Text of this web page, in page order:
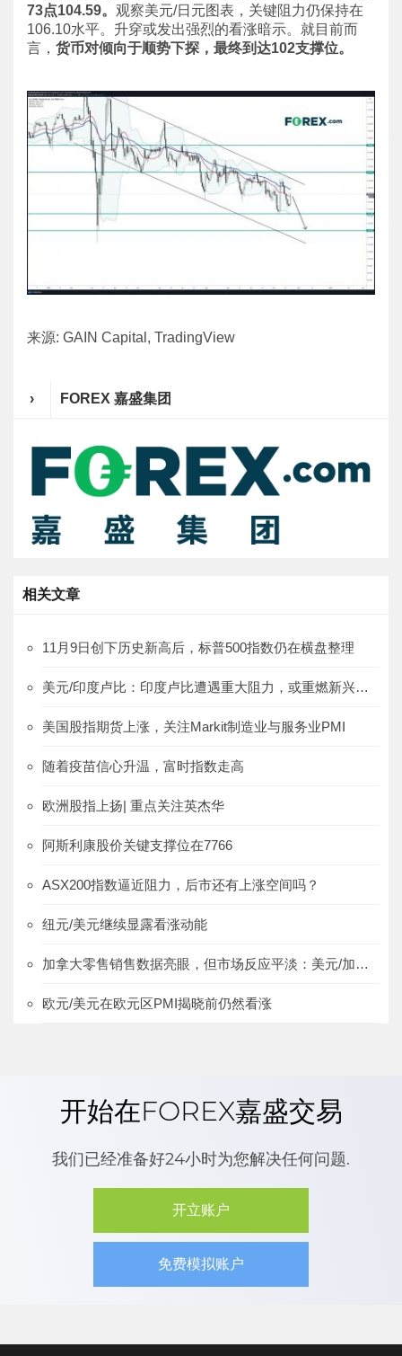
73点104.59。 观察美元/日元图表，关键阻力仍保持在
106.10水平。升穿或发出强烈的看涨暗示。就目前而
言， 货币对倾向于顺势下探，最终到达102支撑位。
来源: GAIN Capital, TradingView
› FOREX 嘉盛集团
相关文章
11月9日创下历史新高后，标普500指数仍在横盘整理
美元/印度卢比：印度卢比遭遇重大阻力，或重燃新兴市场货币忧虑
美国股指期货上涨，关注Markit制造业与服务业PMI
随着疫苗信心升温，富时指数走高
欧洲股指上扬| 重点关注英杰华
阿斯利康股价关键支撑位在7766
ASX200指数逼近阻力，后市还有上涨空间吗？
纽元/美元继续显露看涨动能
加拿大零售销售数据亮眼，但市场反应平淡：美元/加元，WTI
欧元/美元在欧元区PMI揭晓前仍然看涨
开始在FOREX嘉盛交易
我们已经准备好24小时为您解决任何问题.
开立账户
免费模拟账户